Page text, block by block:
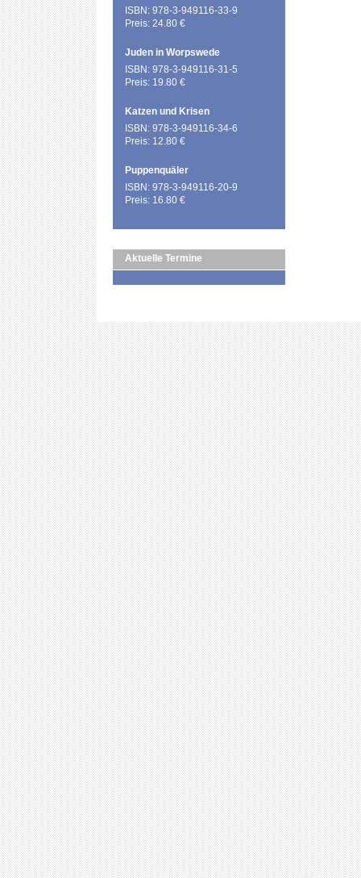
ISBN: 978-3-949116-33-9
Preis: 24.80 €
Juden in Worpswede
ISBN: 978-3-949116-31-5
Preis: 19.80 €
Katzen und Krisen
ISBN: 978-3-949116-34-6
Preis: 12.80 €
Puppenquäler
ISBN: 978-3-949116-20-9
Preis: 16.80 €
Aktuelle Termine